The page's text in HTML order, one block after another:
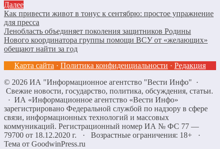
Далее
Как привести живот в тонус к сентябрю: простое упражнение
для пресса
Ленобласть объединяет поколения защитников Родины
Нового координатора группы помощи ВСУ от «желающих»
обещают найти за год
Карта сайта · Политика конфиденциальности · Редакция
© 2026 ИА "Информационное агентство "Вести Инфо" ·
Свежие новости, государство, политика, обсуждения, статьи.
· ИА «Информационное агентство «Вести Инфо»
зарегистрировано Федеральной службой по надзору в сфере
связи, информационных технологий и массовых
коммуникаций. Регистрационный номер ИА № ФС 77 —
79700 от 18.12.2020 г. · Возрастные ограничения: 18+
·
Тема от GoodwinPress.ru